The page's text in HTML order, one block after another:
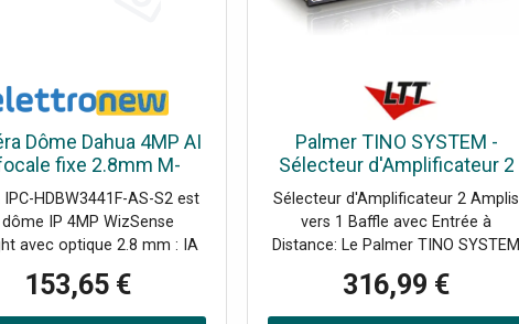
Dôme Dahua 4MP AI
fixe 2.8mm M-
0020536
IPC-HDBW3441F-AS-S2 est
IP 4MP WizSense
avec optique 2.8 mm : IA
30 m, avec audio/alertes et
IP67 + IK10. 4 MP à
153,65 €
Palmer TINO SYSTEM -
Sélecteur d'Amplificateur 2
Amplis vers 1 Baffle avec
Entrée à Distance -
Accessoires divers
Sélecteur d'Amplificateur 2 Amplis
vers 1 Baffle avec Entrée à
Distance: Le Palmer TINO SYSTEM
switcher 2 amplis sur 1 baffle
guitarePour obtenir des sons de
316,99 €